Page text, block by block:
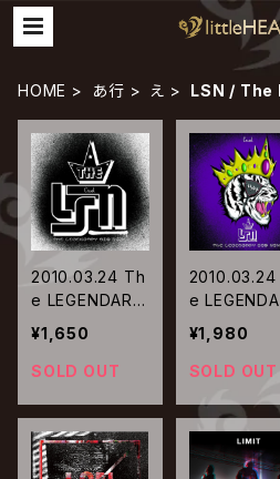
HOME あ行 え LSN / The
2010.03.24 Th
e LEGENDARY
SIX NINE / Cru
el【通常盤】
¥1,650
SOLD OUT
2010.03.24
e
SIX NINE /
el【初回限定
¥1,980
SOLD OUT